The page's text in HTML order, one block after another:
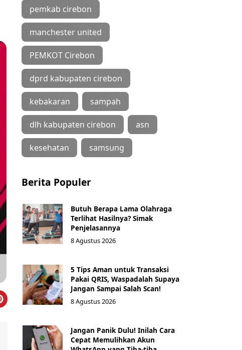
pemkab cirebon
manchester united
PEMKOT Cirebon
dprd kabupaten cirebon
kebakaran sampah
dlh kabupaten cirebon asn
kesehatan samsung
Berita Populer
Butuh Berapa Lama Olahraga
Terlihat Hasilnya? Simak
Penjelasannya
8 Agustus 2026
5 Tips Aman untuk Transaksi
Pakai QRIS, Waspadalah Supaya
Jangan Sampai Salah Scan!
8 Agustus 2026
Jangan Panik Dulu! Inilah Cara
Cepat Memulihkan Akun